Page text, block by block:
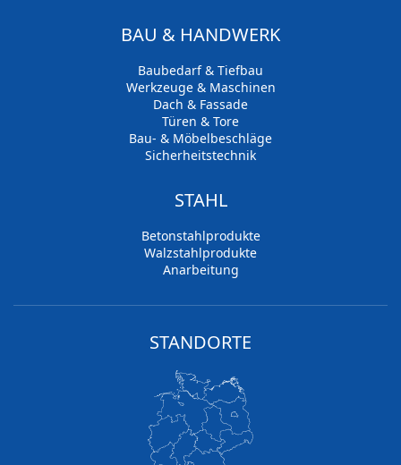
BAU & HANDWERK
Baubedarf & Tiefbau
Werkzeuge & Maschinen
Dach & Fassade
Türen & Tore
Bau- & Möbelbeschläge
Sicherheitstechnik
STAHL
Betonstahlprodukte
Walzstahlprodukte
Anarbeitung
STANDORTE